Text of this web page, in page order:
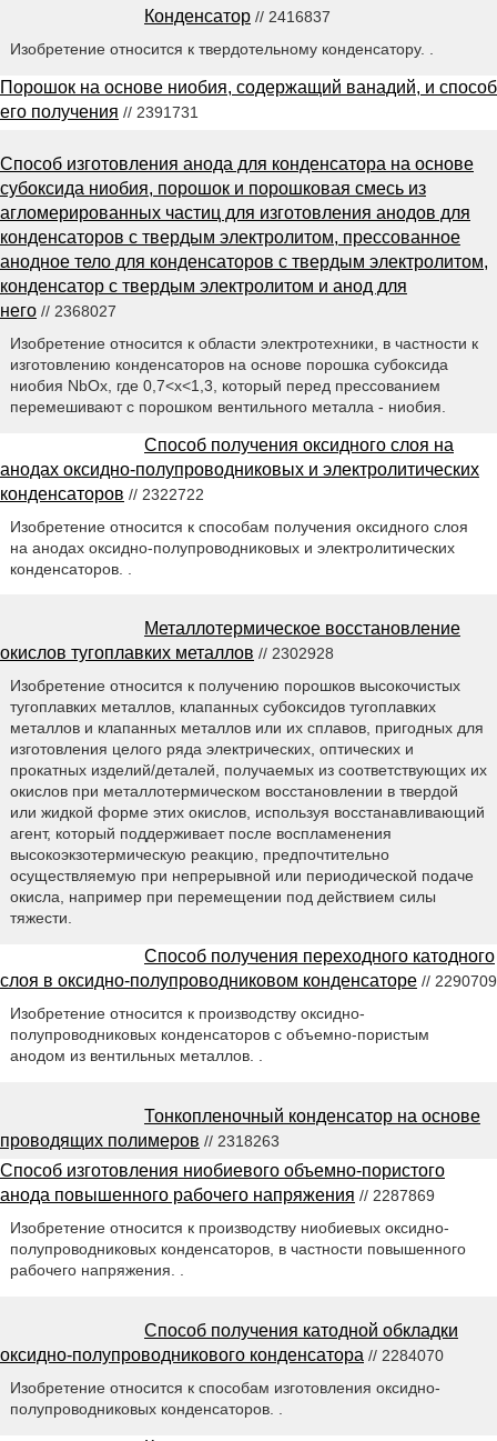
Конденсатор // 2416837
Изобретение относится к твердотельному конденсатору. .
Порошок на основе ниобия, содержащий ванадий, и способ
его получения // 2391731
Способ изготовления анода для конденсатора на основе
субоксида ниобия, порошок и порошковая смесь из
агломерированных частиц для изготовления анодов для
конденсаторов с твердым электролитом, прессованное
анодное тело для конденсаторов с твердым электролитом,
конденсатор с твердым электролитом и анод для
него // 2368027
Изобретение относится к области электротехники, в частности к
изготовлению конденсаторов на основе порошка субоксида
ниобия NbOx, где 0,7<x<1,3, который перед прессованием
перемешивают с порошком вентильного металла - ниобия.
Способ получения оксидного слоя на
анодах оксидно-полупроводниковых и электролитических
конденсаторов // 2322722
Изобретение относится к способам получения оксидного слоя
на анодах оксидно-полупроводниковых и электролитических
конденсаторов. .
Металлотермическое восстановление
окислов тугоплавких металлов // 2302928
Изобретение относится к получению порошков высокочистых
тугоплавких металлов, клапанных субоксидов тугоплавких
металлов и клапанных металлов или их сплавов, пригодных для
изготовления целого ряда электрических, оптических и
прокатных изделий/деталей, получаемых из соответствующих их
окислов при металлотермическом восстановлении в твердой
или жидкой форме этих окислов, используя восстанавливающий
агент, который поддерживает после воспламенения
высокоэкзотермическую реакцию, предпочтительно
осуществляемую при непрерывной или периодической подаче
окисла, например при перемещении под действием силы
тяжести.
Способ получения переходного катодного
слоя в оксидно-полупроводниковом конденсаторе // 2290709
Изобретение относится к производству оксидно-
полупроводниковых конденсаторов с объемно-пористым
анодом из вентильных металлов. .
Тонкопленочный конденсатор на основе
проводящих полимеров // 2318263
Способ изготовления ниобиевого объемно-пористого
анода повышенного рабочего напряжения // 2287869
Изобретение относится к производству ниобиевых оксидно-
полупроводниковых конденсаторов, в частности повышенного
рабочего напряжения. .
Способ получения катодной обкладки
оксидно-полупроводникового конденсатора // 2284070
Изобретение относится к способам изготовления оксидно-
полупроводниковых конденсаторов. .